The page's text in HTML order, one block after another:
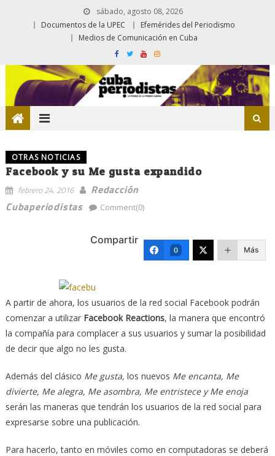
sábado, agosto 08, 2026
Documentos de la UPEC
Efemérides del Periodismo
Medios de Comunicación en Cuba
OTRAS NOTICIAS
Facebook y su Me gusta expandido
febrero 24, 2016
Redacción
Cubaperiodistas
Comment(0)
Compartir
0 Más
A partir de ahora, los usuarios de la red social Facebook podrán
comenzar a utilizarFacebook Reactions, la manera que encontró
la compañía para complacer a sus usuarios y sumar la posibilidad
de decir que algo no les gusta.
Además del clásico Me gusta, los nuevos Me encanta, Me
divierte, Me alegra, Me asombra, Me entristece y Me enoja
serán las maneras que tendrán los usuarios de la red social para
expresarse sobre una publicación.
Para hacerlo, tanto en móviles como en computadoras se deberá